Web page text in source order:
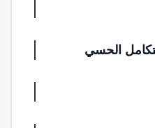
الحسي